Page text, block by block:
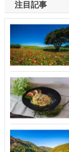
注目記事